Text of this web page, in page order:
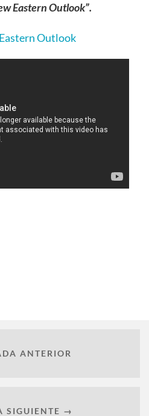
Eastern Outlook”.
Outlook
ANTERIOR
SIGUIENTE →